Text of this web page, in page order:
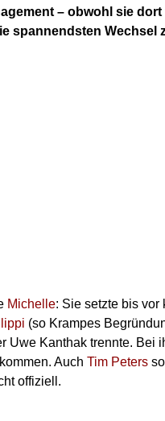
– obwohl sie
spannendsten Wechsel
Michelle: Sie setzte bis vor
(so Krampes
Uwe Kanthak trennte. Bei
Auch Tim Peters
offiziell.